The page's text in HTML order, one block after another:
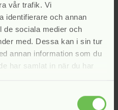
vår trafik. Vi
identifierare och annan
de sociala medier och
med. Dessa kan i sin tur
annan information som du
har samlat in när du har
handläggningen av
Johannisson, Charlotte
Per Holmgren och